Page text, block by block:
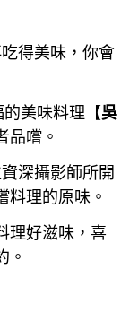
得美味，你會
的美味料理 【吳
品嚐。
深攝影師所開
料理的原味。
理好滋味，喜
。